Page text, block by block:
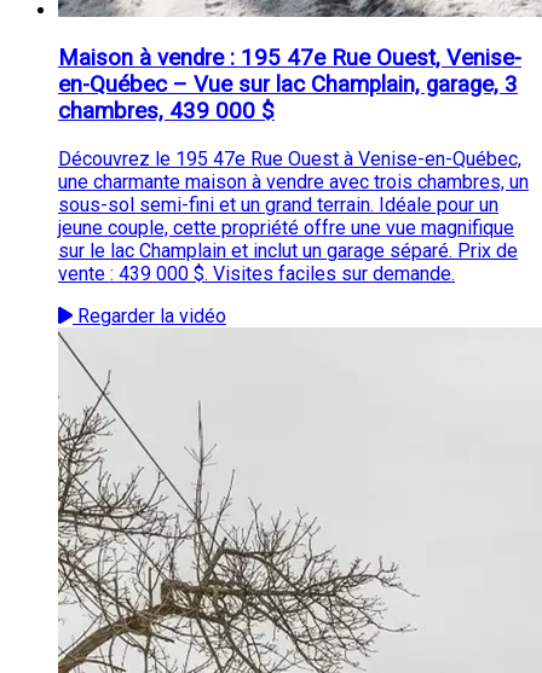
Maison à vendre : 195 47e Rue Ouest, Venise-
en-Québec – Vue sur lac Champlain, garage, 3
chambres, 439 000 $
Découvrez le 195 47e Rue Ouest à Venise-en-Québec,
une charmante maison à vendre avec trois chambres, un
sous-sol semi-fini et un grand terrain. Idéale pour un
jeune couple, cette propriété offre une vue magnifique
sur le lac Champlain et inclut un garage séparé. Prix de
vente : 439 000 $. Visites faciles sur demande.
Regarder la vidéo